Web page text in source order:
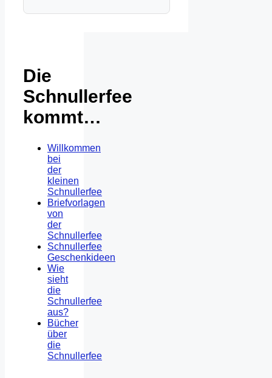
Die
Schnullerfee
kommt…
Willkommen
bei
der
kleinen
Schnullerfee
Briefvorlagen
von
der
Schnullerfee
Schnullerfee
Geschenkideen
Wie
sieht
die
Schnullerfee
aus?
Bücher
über
die
Schnullerfee